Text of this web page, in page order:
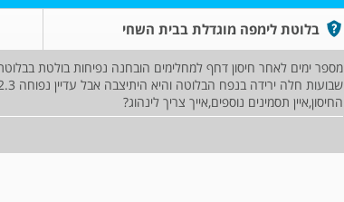
בלוטת לימפה מוגדלת בבית השחי
מספר ימים לאחר חיסון דחף למחלימים הובחנה נפיחות בולטת
החיסון,איין תסמינים נוספים,אייך צריך לינהוג?